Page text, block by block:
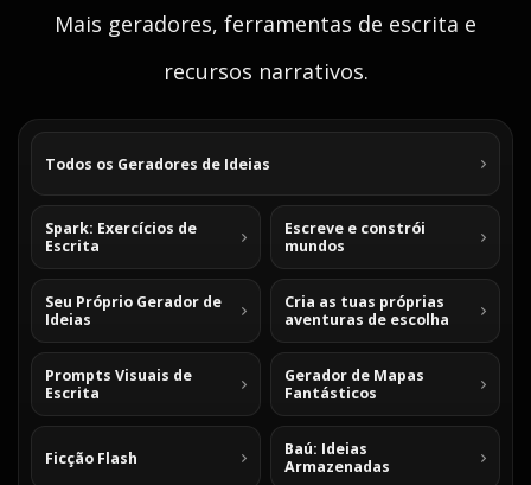
Mais geradores, ferramentas de escrita e
recursos narrativos.
Todos os Geradores de Ideias
Spark: Exercícios de
Escrita
Escreve e constrói
mundos
Seu Próprio Gerador de
Ideias
Cria as tuas próprias
aventuras de escolha
Prompts Visuais de
Escrita
Gerador de Mapas
Fantásticos
Ficção Flash
Baú: Ideias
Armazenadas